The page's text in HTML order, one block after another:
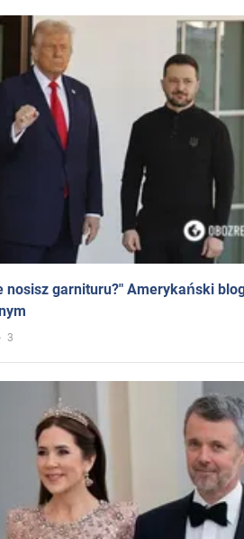
nosisz garnituru?" Amerykański
3